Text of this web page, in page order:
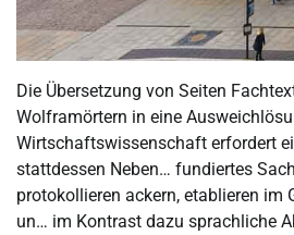
Die Übersetzung von Seiten
Wolframörtern in eine
Wirtschaftswissenschaft erfordert
stattdessen Neben… fundiertes
protokollieren ackern, etablieren
un… im Kontrast dazu sprachliche